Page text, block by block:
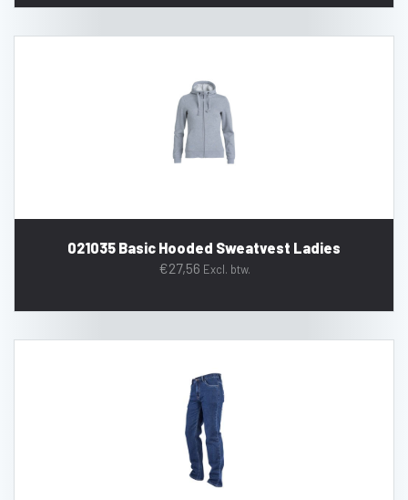
021035 Basic Hooded Sweatvest Ladies
€27,56 Excl. btw.